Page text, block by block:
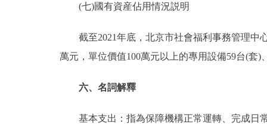
(七)國有資産佔用情況説明
截至2021年底，北京市社會福利事務管理中心
萬元，單位價值100萬元以上的專用設備59台(套)
六、名詞解釋
基本支出：指為保障機構正常運轉、完成日